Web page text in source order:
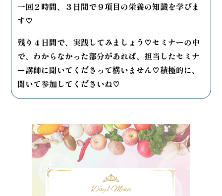
一回２時間、３日間で９項目の栄養の知識を学びま
す♡
残り４日間で、実践してみましょう♡セミナーの中
で、わからなかった部分があれば、 担当したセミナ
ー講師に聞いてくださって構いません♡積極的に、
聞いて参加してくださいね♡